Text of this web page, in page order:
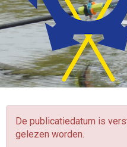
De publicatiedatum is
gelezen worden.